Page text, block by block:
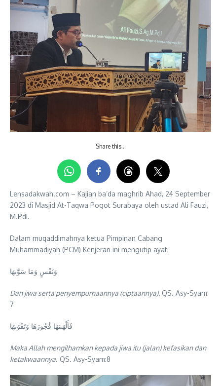
Share this…
Lensadakwah.com – Kajian ba’da maghrib Ahad, 24 September
2023 di Masjid At-Taqwa Pogot Surabaya oleh ustad Ali Fauzi,
M.PdI.
Dalam muqaddimahnya ketua Pimpinan Cabang
Muhammadiyah (PCM) Kenjeran ini mengutip ayat:
وَنَفْسٍ وَمَا سَوَّىٰهَا
Dan jiwa serta penyempurnaannya (ciptaannya). QS. Asy-Syam:
7
فَأَلْهَمَهَا فُجُورَهَا وَتَقْوَىٰهَا
Maka Allah mengilhamkan kepada jiwa itu (jalan) kefasikan dan
ketakwaannya. QS. Asy-Syam:8